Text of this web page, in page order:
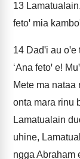
13
fetoꞌ mia
14 Dadꞌi au
‘Ana fetoꞌ e!
Mete ma nataa
onta mara rinu
Lamatualain
uhine,
ngga Abraham